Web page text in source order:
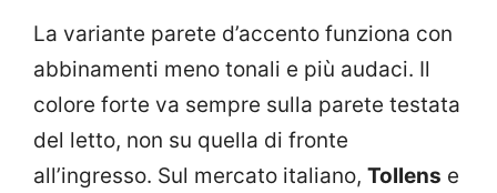
La variante parete d’accento funziona con
abbinamenti meno tonali e più audaci. Il
colore forte va sempre sulla parete testata
del letto, non su quella di fronte
all’ingresso. Sul mercato italiano, Tollens e